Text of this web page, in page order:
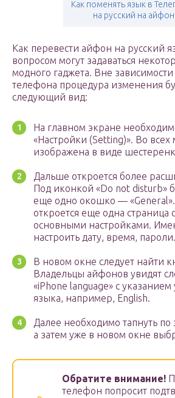
Как поменять язык в
на русский на
Как перевести айфон на русский
вопросом могут задаваться
модного гаджета. Вне
телефона процедура изменения
следующий вид:
На главном экране
«Настройки (Setting)». Во всех
изображена в виде
Дальше откроется более
Под иконкой «Do not disturb»
еще одно окошко —
откроется еще одна страница
основными настройками.
настроить дату, время, пароли.
В новом окне следует найти
Владельцы айфонов увидят
«iPhone language» с указанием
языка, например, English.
Далее необходимо тапнуть по
а затем уже в новом окне
Обратите внимание!
телефон попросит